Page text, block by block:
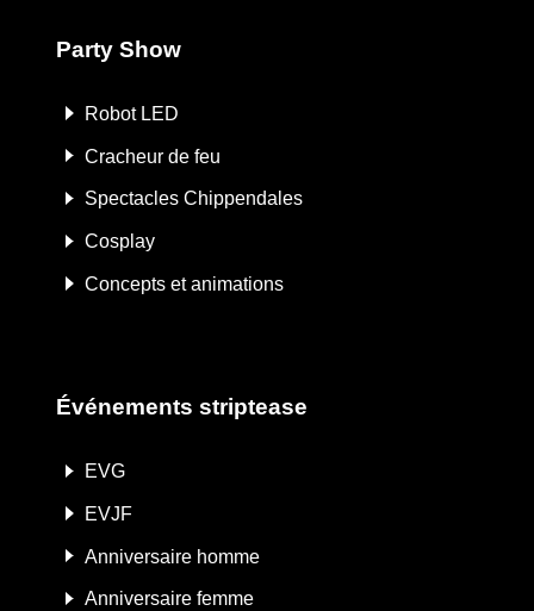
Party Show
Robot LED
Cracheur de feu
Spectacles Chippendales
Cosplay
Concepts et animations
Événements striptease
EVG
EVJF
Anniversaire homme
Anniversaire femme